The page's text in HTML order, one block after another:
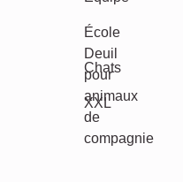
Nature